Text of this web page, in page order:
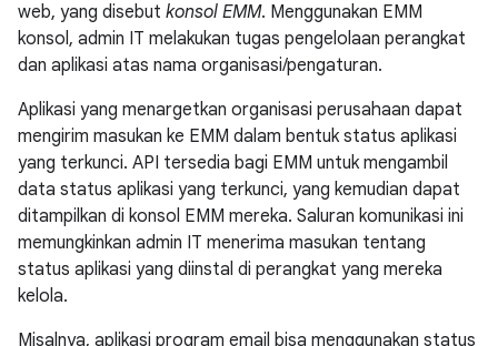
web, yang disebut konsol EMM. Menggunakan EMM
konsol, admin IT melakukan tugas pengelolaan perangkat
dan aplikasi atas nama organisasi/pengaturan.
Aplikasi yang menargetkan organisasi perusahaan dapat
mengirim masukan ke EMM dalam bentuk status aplikasi
yang terkunci. API tersedia bagi EMM untuk mengambil
data status aplikasi yang terkunci, yang kemudian dapat
ditampilkan di konsol EMM mereka. Saluran komunikasi ini
memungkinkan admin IT menerima masukan tentang
status aplikasi yang diinstal di perangkat yang mereka
kelola.
Misalnya, aplikasi program email bisa menggunakan status